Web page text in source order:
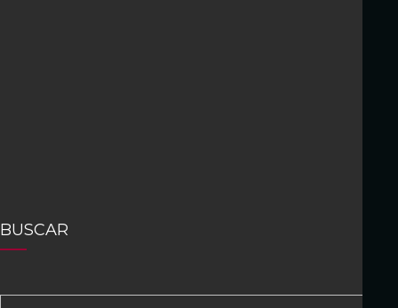
BUSCAR